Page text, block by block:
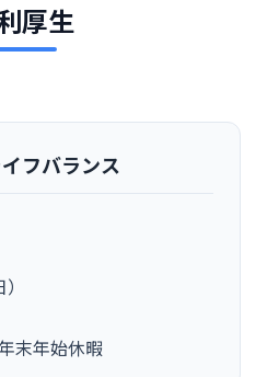
厚生
フバランス
末年始休暇